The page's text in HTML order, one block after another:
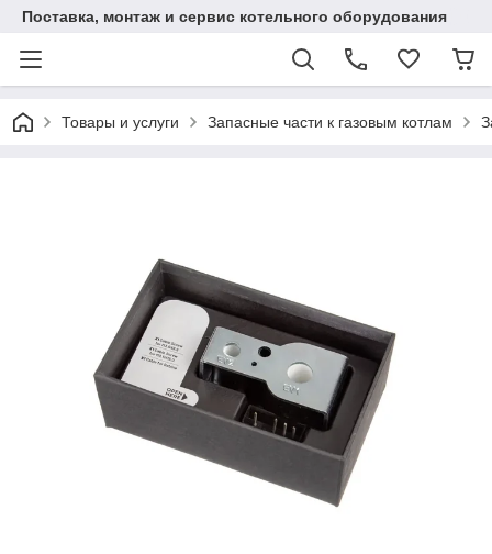
Поставка, монтаж и сервис котельного оборудования
Товары и услуги Запасные части к газовым котлам